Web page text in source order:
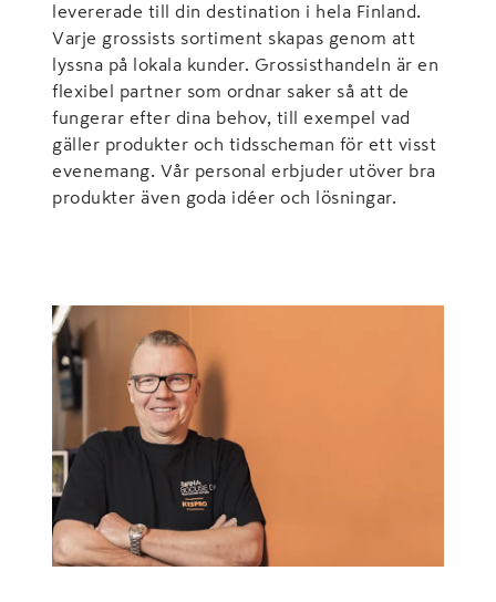
levererade till din destination i hela Finland.
Varje grossists sortiment skapas genom att
lyssna på lokala kunder. Grossisthandeln är en
flexibel partner som ordnar saker så att de
fungerar efter dina behov, till exempel vad
gäller produkter och tidsscheman för ett visst
evenemang. Vår personal erbjuder utöver bra
produkter även goda idéer och lösningar.